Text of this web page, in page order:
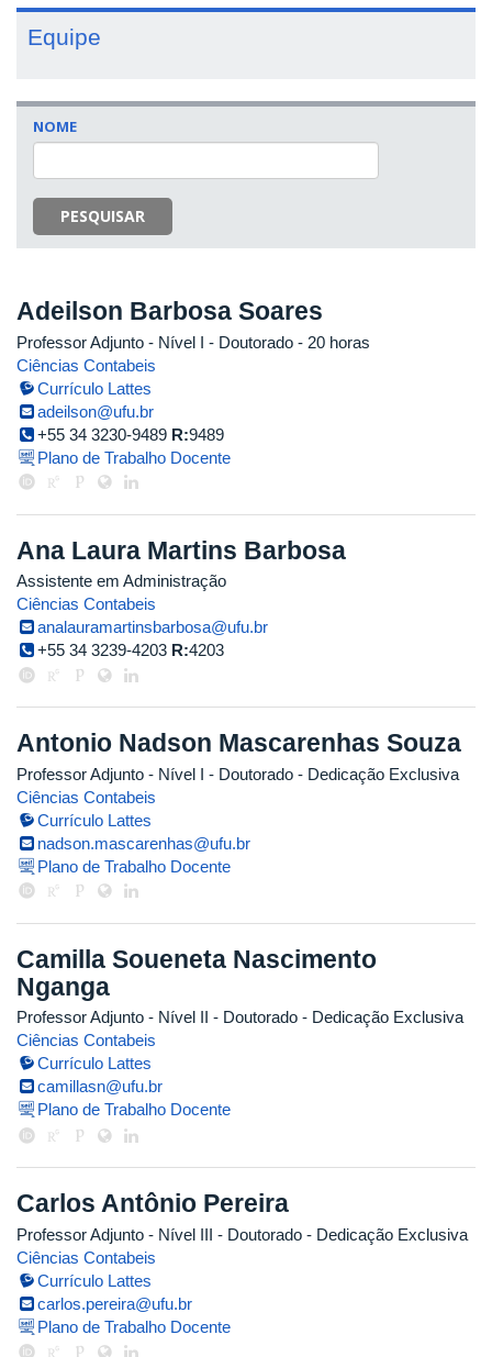
Equipe
NOME
PESQUISAR
Adeilson Barbosa Soares
Professor Adjunto - Nível I - Doutorado - 20 horas
Ciências Contabeis
Currículo Lattes
adeilson@ufu.br
+55 34 3230-9489 R:9489
Plano de Trabalho Docente
Ana Laura Martins Barbosa
Assistente em Administração
Ciências Contabeis
analauramartinsbarbosa@ufu.br
+55 34 3239-4203 R:4203
Antonio Nadson Mascarenhas Souza
Professor Adjunto - Nível I - Doutorado - Dedicação Exclusiva
Ciências Contabeis
Currículo Lattes
nadson.mascarenhas@ufu.br
Plano de Trabalho Docente
Camilla Soueneta Nascimento
Nganga
Professor Adjunto - Nível II - Doutorado - Dedicação Exclusiva
Ciências Contabeis
Currículo Lattes
camillasn@ufu.br
Plano de Trabalho Docente
Carlos Antônio Pereira
Professor Adjunto - Nível III - Doutorado - Dedicação Exclusiva
Ciências Contabeis
Currículo Lattes
carlos.pereira@ufu.br
Plano de Trabalho Docente